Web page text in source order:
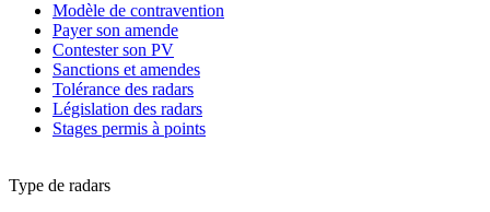
Modèle de contravention
Payer son amende
Contester son PV
Sanctions et amendes
Tolérance des radars
Législation des radars
Stages permis à points
Type de radars